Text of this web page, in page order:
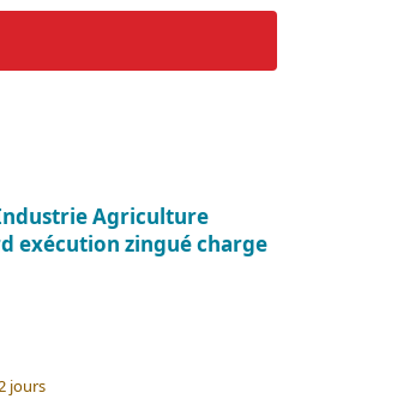
Agriculture
exécution zingué charge
jours